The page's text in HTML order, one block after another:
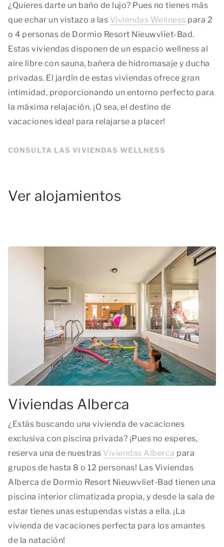
¿Quieres darte un baño de lujo? Pues no tienes más
que echar un vistazo a las Viviendas Wellness para 2
o 4 personas de Dormio Resort Nieuwvliet-Bad.
Estas viviendas disponen de un espacio wellness al
aire libre con sauna, bañera de hidromasaje y ducha
privadas. El jardín de estas viviendas ofrece gran
intimidad, proporcionando un entorno perfecto para
la máxima relajación. ¡O sea, el destino de
vacaciones ideal para relajarse a placer!
CONSULTA LAS VIVIENDAS WELLNESS
V­er ­alo­jam­ien­tos
Viviendas Alberca
¿Estás buscando una vivienda de vacaciones
exclusiva con piscina privada? ¡Pues no esperes,
reserva una de nuestras Viviendas Alberca para
grupos de hasta 8 o 12 personas! Las Viviendas
Alberca de Dormio Resort Nieuwvliet-Bad tienen una
piscina interior climatizada propia, y desde la sala de
estar tienes unas estupendas vistas a ella. ¡La
vivienda de vacaciones perfecta para los amantes
de la natación!